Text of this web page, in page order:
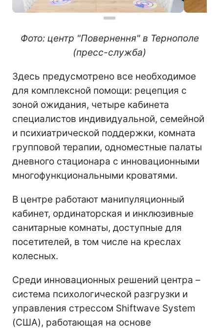
Фото: центр "Повернення" в Тернополе
(пресс-служба)
Здесь предусмотрено все необходимое
для комплексной помощи: рецепция с
зоной ожидания, четыре кабинета
специалистов индивидуальной, семейной
и психиатрической поддержки, комната
групповой терапии, одноместные палаты
дневного стационара с инновационными
многофункциональными кроватями.
В центре работают манипуляционный
кабинет, ординаторская и инклюзивные
санитарные комнаты, доступные для
посетителей, в том числе на креслах
колесных.
Среди инновационных решений центра –
система психологической разгрузки и
управления стрессом Shiftwave System
(США), работающая на основе